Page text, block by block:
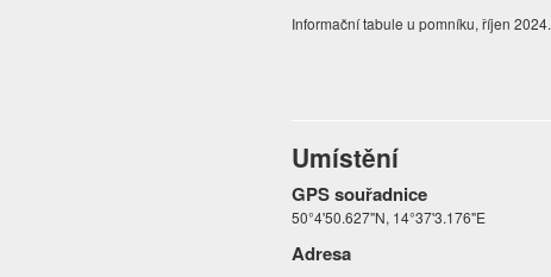
Informační tabule u pomníku, říjen 2024.
Umístění
GPS souřadnice
50°4'50.627"N, 14°37'3.176"E
Adresa